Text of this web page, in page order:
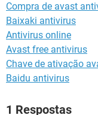
Compra de avast
Baixaki antivirus
Antivirus online
Avast free antivirus
Chave de ativação
Baidu antivirus
1 Respostas